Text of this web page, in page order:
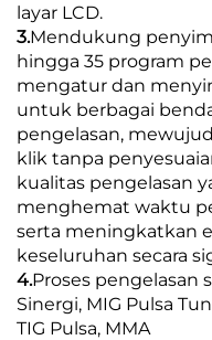
layar LCD.
3.Mendukung
hingga 35 program
mengatur dan
untuk berbagai
pengelasan,
klik tanpa
kualitas pengelasan
menghemat waktu
serta meningkatkan
keseluruhan secara
4.Proses pengelasan
Sinergi, MIG Pulsa
TIG Pulsa, MMA